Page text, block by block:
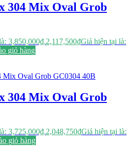
304 Mix Oval Grob
3,850,000₫.2,117,500₫Giá hiện tại là:
giỏ hàng
304 Mix Oval Grob
3,725,000₫.2,048,750₫Giá hiện tại là:
giỏ hàng